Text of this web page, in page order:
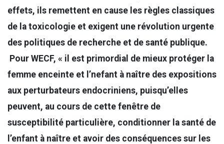
effets, ils remettent en cause les règles classiques
de la toxicologie et exigent une révolution urgente
des politiques de recherche et de santé publique.
Pour WECF, « il est primordial de mieux protéger la
femme enceinte et l’nefant à naître des expositions
aux perturbateurs endocriniens, puisqu’elles
peuvent, au cours de cette fenêtre de
susceptibilité particulière, conditionner la santé de
l’enfant à naître et avoir des conséquences sur les